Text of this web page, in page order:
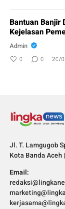
Bantuan Banjir
Kejelasan
Admin
0 0 20/
Jl. T. Lamgugob
Kota Banda
Email: